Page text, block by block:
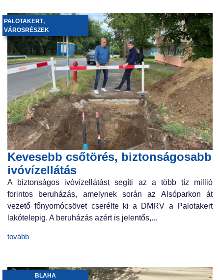
Kevesebb csőtörés, biztonságosabb
ivóvízellátás
PALOTAKERT,
VÁROSRÉSZEK
A biztonságos ivóvízellátást segíti az a több tíz millió
forintos beruházás, amelynek során az Alsóparkon át
vezető főnyomócsövet cserélte ki a DMRV a Palotakert
lakótelepig. A beruházás azért is jelentős,...
tovább
BLAHA